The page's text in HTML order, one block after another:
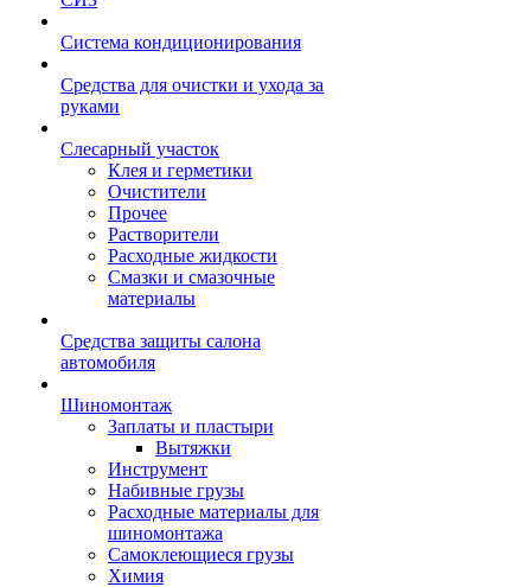
Система кондиционирования
Средства для очистки и ухода за
руками
Слесарный участок
Клея и герметики
Очистители
Прочее
Растворители
Расходные жидкости
Смазки и смазочные
материалы
Средства защиты салона
автомобиля
Шиномонтаж
Заплаты и пластыри
Вытяжки
Инструмент
Набивные грузы
Расходные материалы для
шиномонтажа
Самоклеющиеся грузы
Химия